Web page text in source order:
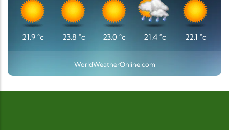
21.9 °c 23.8 °c 23.0 °c 21.4 °c 22.1 °c
WorldWeatherOnline.com